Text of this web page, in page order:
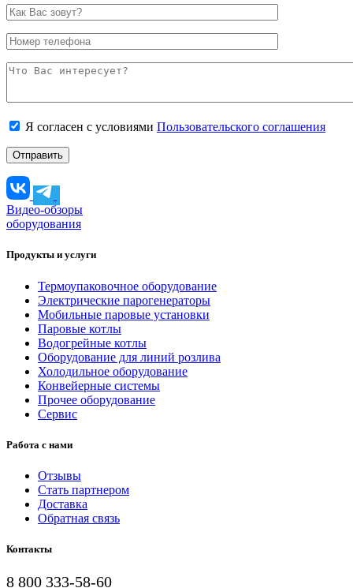
Я согласен с условиями Пользовательского соглашения
Видео-обзоры
оборудования
Продукты и услуги
Термоупаковочное оборудование
Электрические парогенераторы
Мобильные паровые установки
Паровые котлы
Водогрейные котлы
Оборудование для линий розлива
Холодильное оборудование
Конвейерные системы
Прочее оборудование
Сервис
Работа с нами
Отзывы
Стать партнером
Доставка
Обратная связь
Контакты
8 800 333-58-60